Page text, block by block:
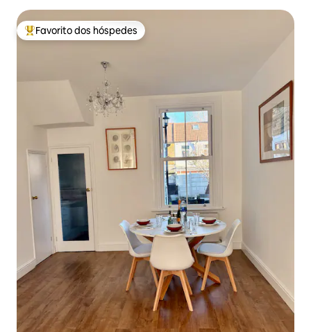
Favoritos dos hóspedes mais apreciados
Favorito dos hóspedes